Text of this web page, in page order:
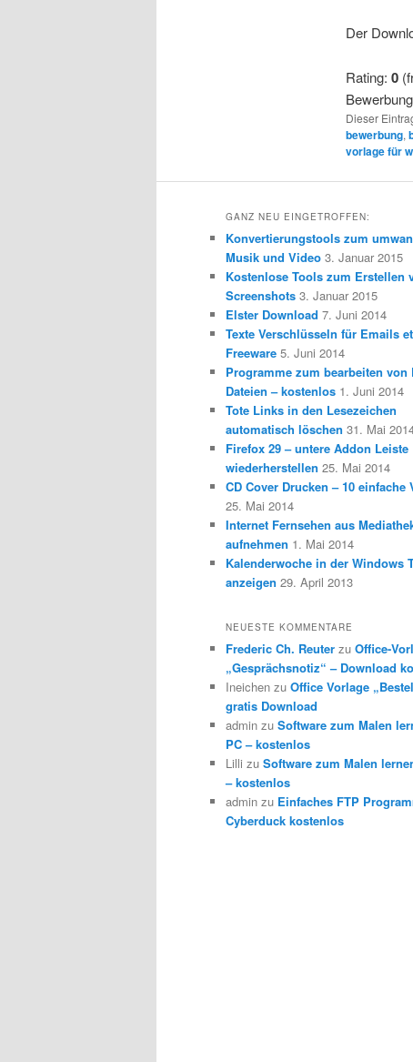
Der
Rating: 0
Dieser
bewerbung,
vorlage für
GANZ NEU EINGETROFFEN:
Konvertierungstools zum
Musik und Video 3. Januar 2015
Kostenlose Tools zum Erstellen
Screenshots 3. Januar 2015
Elster Download 7. Juni 2014
Texte Verschlüsseln für Emails
Freeware 5. Juni 2014
Programme zum bearbeiten von
Dateien – kostenlos 1. Juni 2014
Tote Links in den Lesezeichen
automatisch löschen 31. Mai
Firefox 29 – untere Addon Leiste
wiederherstellen 25. Mai 2014
CD Cover Drucken – 10 einfache
25. Mai 2014
Internet Fernsehen aus
aufnehmen 1. Mai 2014
Kalenderwoche in der Windows
anzeigen 29. April 2013
NEUESTE KOMMENTARE
Frederic Ch. Reuter zu Office-
„Gesprächsnotiz“ – Download
Ineichen zu Office Vorlage
gratis Download
admin zu Software zum Malen
PC – kostenlos
Lilli zu Software zum Malen
– kostenlos
admin zu Einfaches FTP
Cyberduck kostenlos